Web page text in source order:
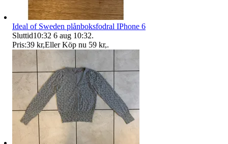
Ideal of Sweden plånboksfodral IPhone 6
Sluttid10:32 6 aug 10:32.
Pris:39 kr,Eller Köp nu 59 kr,.